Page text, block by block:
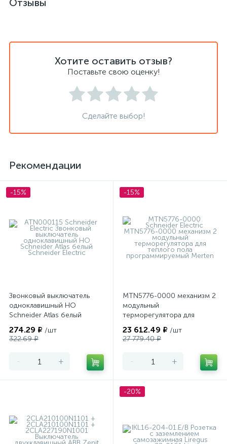
Отзывы
Хотите оставить отзыв?
Поставьте свою оценку!
Сделайте выбор!
Рекомендации
-15%
Звонковый выключатель
одноклавишный НО
Schneider Atlas белый
274.29 ₽ /шт
322.69 ₽
- +
-15%
MTN5776-0000 механизм 2
модульный
терморегулятора для
программируемый Merten
23 612.49 ₽ /шт
27 779.40 ₽
- +
-20%